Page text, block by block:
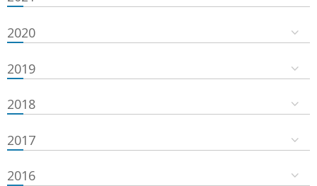
2020
2019
2018
2017
2016